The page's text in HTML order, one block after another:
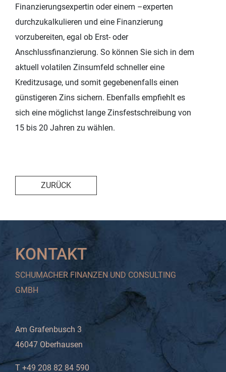
Finanzierungsexpertin oder einem –experten
durchzukalkulieren und eine Finanzierung
vorzubereiten, egal ob Erst- oder
Anschlussfinanzierung. So können Sie sich in dem
aktuell volatilen Zinsumfeld schneller eine
Kreditzusage, und somit gegebenenfalls einen
günstigeren Zins sichern. Ebenfalls empfiehlt es
sich eine möglichst lange Zinsfestschreibung von
15 bis 20 Jahren zu wählen.
ZURÜCK
KONTAKT
SCHUMACHER FINANZEN UND CONSULTING
GMBH
Am Grafenbusch 3
46047 Oberhausen
T +49 208 82 84 590